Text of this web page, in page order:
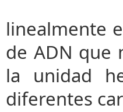
linealmente
de ADN que
la unidad
diferentes